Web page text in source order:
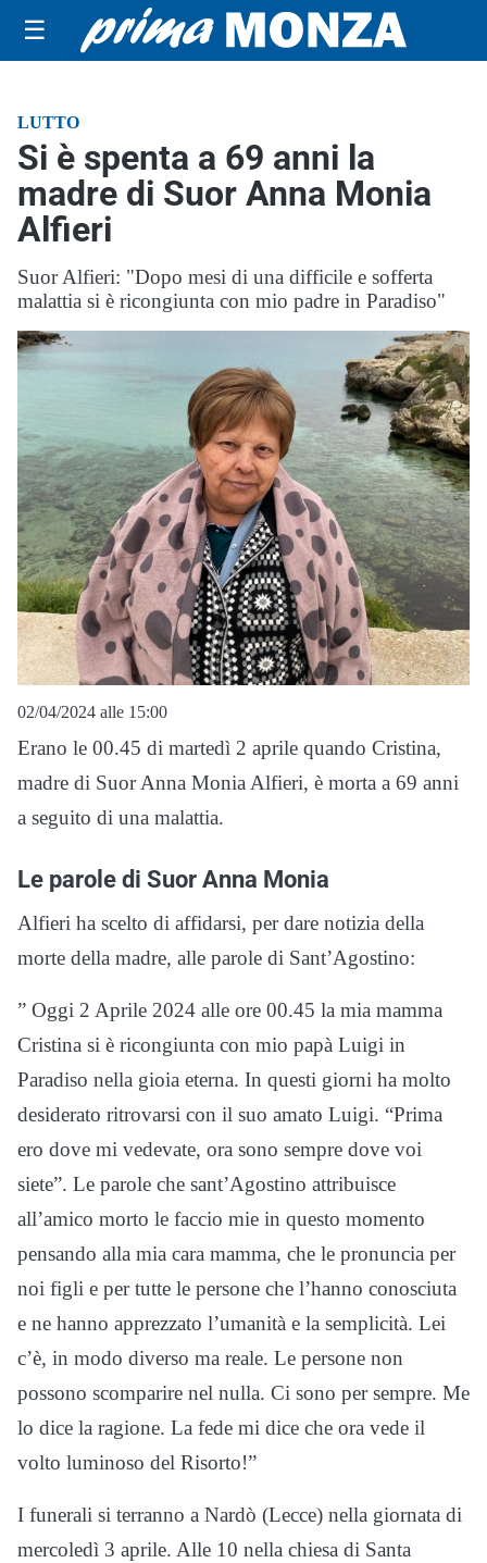
☰
LUTTO
Si è spenta a 69 anni la
madre di Suor Anna Monia
Alfieri
Suor Alfieri: "Dopo mesi di una difficile e sofferta
malattia si è ricongiunta con mio padre in Paradiso"
02/04/2024 alle 15:00
Erano le 00.45 di martedì 2 aprile quando Cristina,
madre di Suor Anna Monia Alfieri, è morta a 69 anni
a seguito di una malattia.
Le parole di Suor Anna Monia
Alfieri ha scelto di affidarsi, per dare notizia della
morte della madre, alle parole di Sant’Agostino:
” Oggi 2 Aprile 2024 alle ore 00.45 la mia mamma
Cristina si è ricongiunta con mio papà Luigi in
Paradiso nella gioia eterna. In questi giorni ha molto
desiderato ritrovarsi con il suo amato Luigi. “Prima
ero dove mi vedevate, ora sono sempre dove voi
siete”. Le parole che sant’Agostino attribuisce
all’amico morto le faccio mie in questo momento
pensando alla mia cara mamma, che le pronuncia per
noi figli e per tutte le persone che l’hanno conosciuta
e ne hanno apprezzato l’umanità e la semplicità. Lei
c’è, in modo diverso ma reale. Le persone non
possono scomparire nel nulla. Ci sono per sempre. Me
lo dice la ragione. La fede mi dice che ora vede il
volto luminoso del Risorto!”
I funerali si terranno a Nardò (Lecce) nella giornata di
mercoledì 3 aprile. Alle 10 nella chiesa di Santa